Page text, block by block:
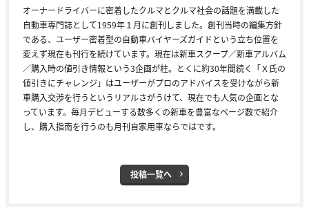
オーナードライバーに密着したクルマとクルマ社会の話題を満載した
自動車専門誌として1959年１月に創刊しました。創刊当時の編集方針
である、ユーザー密着型の自動車バイヤーズガイドという立ち位置を
変えず現在も刊行を続けています。現在は新車スクープ／新車アルバム
／購入時の値引き情報という3企画が柱。とくに約30年間続く「Ｘ氏の
値引きにチャレンジ」はユーザーがプロのアドバイスを受けながら新
車購入交渉を行うというリアルさがうけて、現在でも人気の企画とな
っています。毎月デビューする数多くの新車を豊富なページ数で紹介
し、購入指南を行うのも月刊自家用車ならではです。
投稿一覧へ